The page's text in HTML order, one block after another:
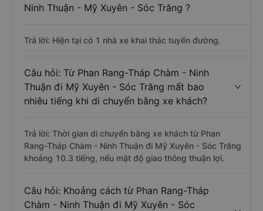
Ninh Thuận - Mỹ Xuyên - Sóc Trăng ?
Trả lời: Hiện tại có 1 nhà xe khai thác tuyến đường.
Câu hỏi: Từ Phan Rang-Tháp Chàm - Ninh
Thuận đi Mỹ Xuyên - Sóc Trăng mất bao
nhiêu tiếng khi di chuyển bằng xe khách?
Trả lời: Thời gian di chuyển bằng xe khách từ Phan
Rang-Tháp Chàm - Ninh Thuận đi Mỹ Xuyên - Sóc Trăng
khoảng 10.3 tiếng, nếu mật độ giao thông thuận lợi.
Câu hỏi: Khoảng cách từ Phan Rang-Tháp
Chàm - Ninh Thuận đi Mỹ Xuyên - Sóc